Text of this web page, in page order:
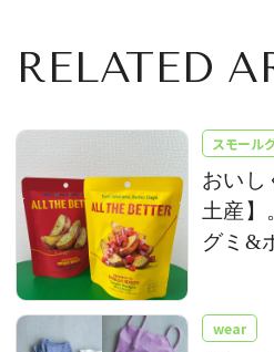
RELATED
スモール
おいし
土産】
グミ&
wear